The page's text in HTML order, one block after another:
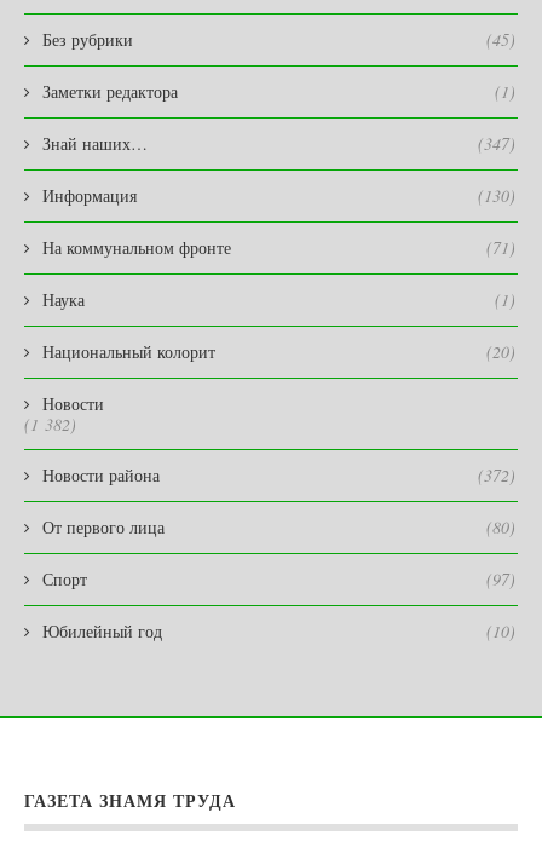
Без рубрики (45)
Заметки редактора (1)
Знай наших… (347)
Информация (130)
На коммунальном фронте (71)
Наука (1)
Национальный колорит (20)
Новости
(1 382)
Новости района (372)
От первого лица (80)
Спорт (97)
Юбилейный год (10)
ГАЗЕТА ЗНАМЯ ТРУДА